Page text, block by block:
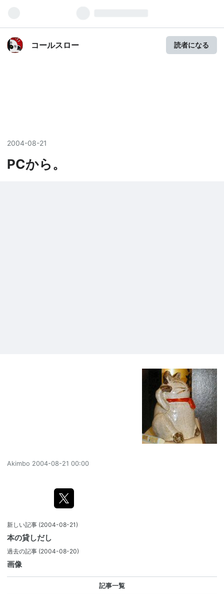
コールスロー 読者になる
2004-08-21
PCから。
Akimbo 2004-08-21 00:00
新しい記事 (2004-08-21)
本の貸しだし
過去の記事 (2004-08-20)
画像
記事一覧